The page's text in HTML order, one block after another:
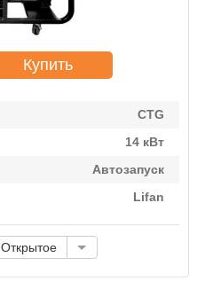
Купить
CTG
14 кВт
Автозапуск
Lifan
Открытое